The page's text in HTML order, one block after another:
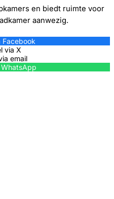
en biedt ruimte voor
aanwezig.
Facebook
via X
email